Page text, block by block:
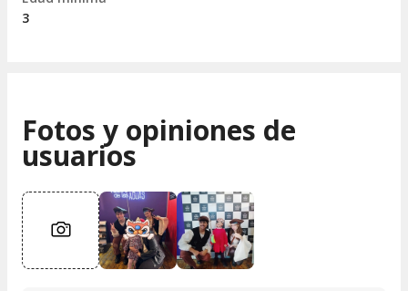
3
Fotos y opiniones de
usuarios